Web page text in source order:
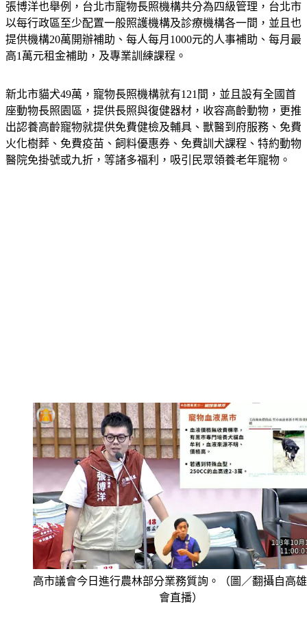
張博洋也舉例，台北市寵物長照機構共分為四級管理，台北市
以每行政區至少配置一般照護機構及診療機構各一間，並且也
提供機構20萬開辦補助、每人每月1000元的人事補助、每月最
高1萬元租金補助，及專業訓練課程。
新北市貓犬49萬，寵物長照機構就有121間，並且設有全國首
座動物長照園區，提供長照與復健器材，收容高齡動物，更推
出認養高齡寵物就提供免費健檢及輔具、獸醫到府服務、免費
火化樹葬、免費疫苗、飼料優惠券、免費訓犬課程、特約動物
醫院免掛號或九折，等諸多福利，吸引民眾領養老年寵物。
高市議會今日進行農林部分業務質詢。（圖／翻攝自高
會直播）